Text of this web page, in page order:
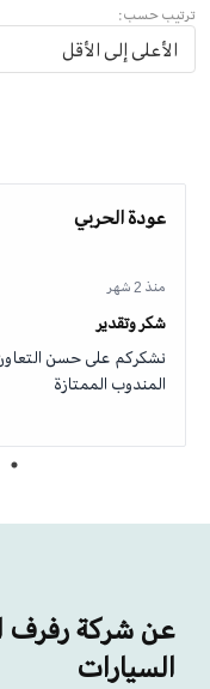
ترتيب حسب:
الأعلى إلى الأقل
عودة الحربي
منذ 2 شهر
شكر وتقدير
نشكركم على حسن
المندوب الممتازة
عن شركة رفرف
السيارات